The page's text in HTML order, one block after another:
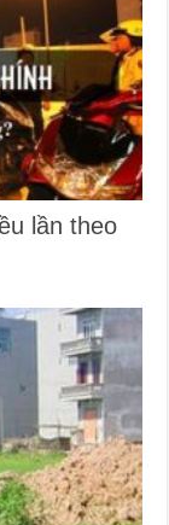
lần theo